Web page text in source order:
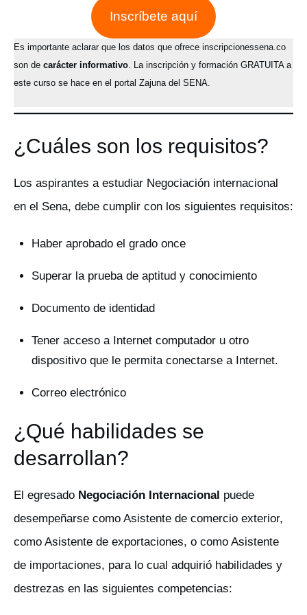
Inscríbete aquí
Es importante aclarar que los datos que ofrece inscripcionessena.co
son de carácter informativo . La inscripción y formación GRATUITA a
este curso se hace en el portal Zajuna del SENA.
¿Cuáles son los requisitos?
Los aspirantes a estudiar Negociación internacional
en el Sena, debe cumplir con los siguientes requisitos:
Haber aprobado el grado once
Superar la prueba de aptitud y conocimiento
Documento de identidad
Tener acceso a Internet computador u otro
dispositivo que le permita conectarse a Internet.
Correo electrónico
¿Qué habilidades se
desarrollan?
El egresado Negociación Internacional puede
desempeñarse como Asistente de comercio exterior,
como Asistente de exportaciones, o como Asistente
de importaciones, para lo cual adquirió habilidades y
destrezas en las siguientes competencias: